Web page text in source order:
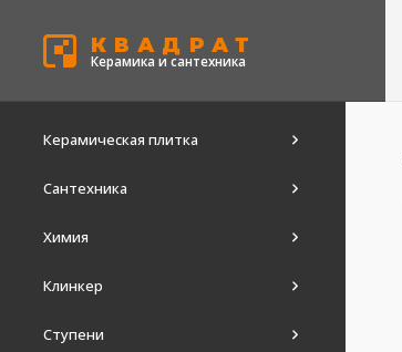
КВАДРАТ
Керамика и сантехника
Керамическая плитка
Сантехника
Химия
Клинкер
Ступени